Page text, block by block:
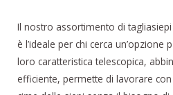
Il nostro assortimento di
è l’ideale per chi cerca
loro caratteristica telescopica,
efficiente, permette di lavorare